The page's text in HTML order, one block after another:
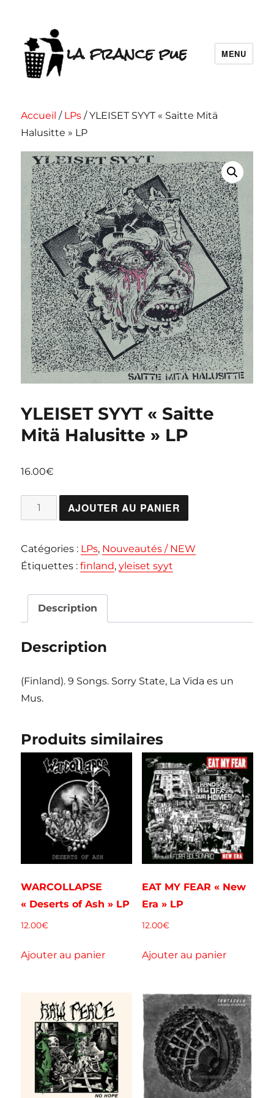
la france pue MENU
Accueil / LPs / YLEISET SYYT « Saitte Mitä
Halusitte » LP
YLEISET SYYT « Saitte
Mitä Halusitte » LP
16.00€
quantité
de
SYYT
"Saitte
Halusitte"
LP
AJOUTER AU PANIER
Catégories : LPs, Nouveautés / NEW
Étiquettes :finland,yleiset syyt
Description
Description
(Finland). 9 Songs. Sorry State, La Vida es un
Mus.
Produits similaires
WARCOLLAPSE
« Deserts of Ash » LP
12.00€
Ajouter au panier
EAT MY FEAR « New
Era » LP
12.00€
Ajouter au panier